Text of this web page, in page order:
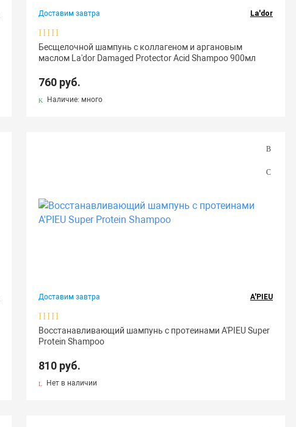
Доставим завтра La'dor
Бесщелочной шампунь с коллагеном и аргановым
маслом La'dor Damaged Protector Acid Shampoo 900мл
760 руб.
Наличие: много
Доставим завтра A'PIEU
Восстанавливающий шампунь с протеинами A'PIEU Super
Protein Shampoo
810 руб.
Нет в наличии